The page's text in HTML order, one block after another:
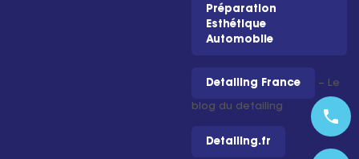
Préparation
Esthétique
Automobile
Detailing France – Le
blog du detailing
Detailing.fr
phone